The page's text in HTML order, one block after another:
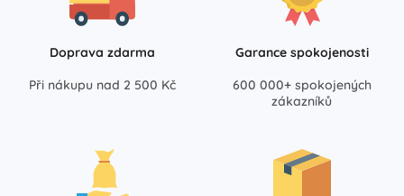
Doprava zdarma
Při nákupu nad 2 500 Kč
Garance spokojenosti
600 000+ spokojených
zákazníků